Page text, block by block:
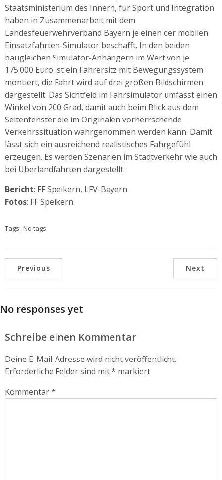
Staatsministerium des Innern, für Sport und Integration
haben in Zusammenarbeit mit dem
Landesfeuerwehrverband Bayern je einen der mobilen
Einsatzfahrten-Simulator beschafft. In den beiden
baugleichen Simulator-Anhängern im Wert von je
175.000 Euro ist ein Fahrersitz mit Bewegungssystem
montiert, die Fahrt wird auf drei großen Bildschirmen
dargestellt. Das Sichtfeld im Fahrsimulator umfasst einen
Winkel von 200 Grad, damit auch beim Blick aus dem
Seitenfenster die im Originalen vorherrschende
Verkehrssituation wahrgenommen werden kann. Damit
lässt sich ein ausreichend realistisches Fahrgefühl
erzeugen. Es werden Szenarien im Stadtverkehr wie auch
bei Überlandfahrten dargestellt.
Bericht: FF Speikern, LFV-Bayern
Fotos: FF Speikern
Tags: No tags
Previous Next
No responses yet
Schreibe einen Kommentar
Deine E-Mail-Adresse wird nicht veröffentlicht.
Erforderliche Felder sind mit* markiert
Kommentar*